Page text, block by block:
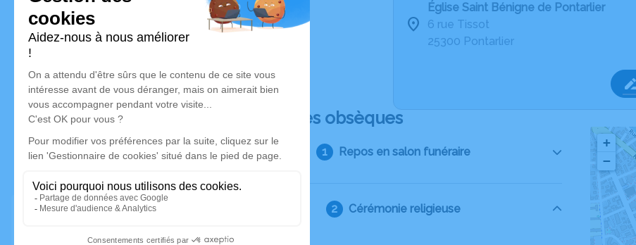
Église Saint Bénigne de Pontarlier
6 rue Tissot
25300 Pontarlier
Déroulé des obsèques
Repos en salon funéraire
Cérémonie religieuse
+
−